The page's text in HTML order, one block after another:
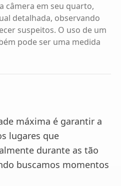
câmera em seu quarto,
detalhada, observando
suspeitos. O uso de um
pode ser uma medida
máxima é garantir a
lugares que
durante as tão
buscamos momentos